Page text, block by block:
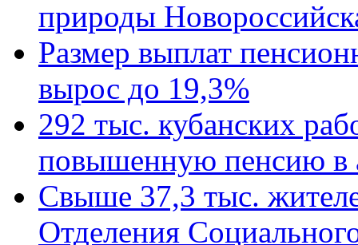
природы
Размер выплат
вырос до 19,3%
292 тыс. кубанских
повышенную пенсию в
Свыше 37,3 тыс.
Отделения